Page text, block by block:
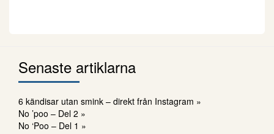
Senaste artiklarna
6 kändisar utan smink – direkt från Instagram »
No ’poo – Del 2 »
No ‘Poo – Del 1 »